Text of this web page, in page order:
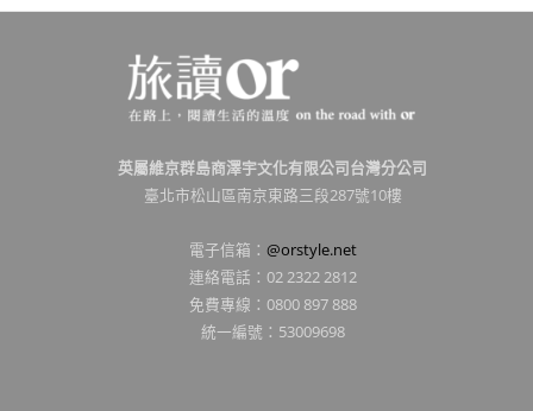
英屬維京群島商澤宇文化有限公司台灣分公司
臺北市松山區南京東路三段287號10樓
電子信箱： @orstyle.net
連絡電話：02 2322 2812
免費專線：0800 897 888
統一編號：53009698